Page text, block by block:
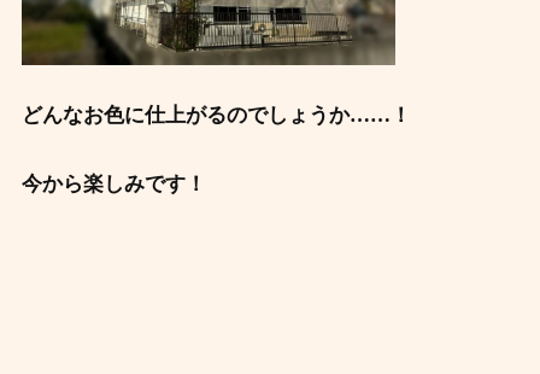
どんなお色に仕上がるのでしょうか……！
今から楽しみです！